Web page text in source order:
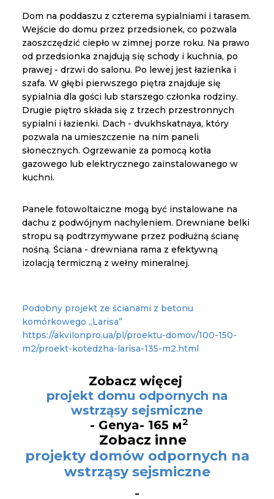
Dom na poddaszu z czterema sypialniami i tarasem.
Wejście do domu przez przedsionek, co pozwala
zaoszczędzić ciepło w zimnej porze roku. Na prawo
od przedsionka znajdują się schody i kuchnia, po
prawej - drzwi do salonu. Po lewej jest łazienka i
szafa. W głębi pierwszego piętra znajduje się
sypialnia dla gości lub starszego członka rodziny.
Drugie piętro składa się z trzech przestronnych
sypialni i łazienki. Dach - dvukhskatnaya, który
pozwala na umieszczenie na nim paneli
słonecznych. Ogrzewanie za pomocą kotła
gazowego lub elektrycznego zainstalowanego w
kuchni.
Panele fotowoltaiczne mogą być instalowane na
dachu z podwójnym nachyleniem. Drewniane belki
stropu są podtrzymywane przez podłużną ścianę
nośną. Ściana - drewniana rama z efektywną
izolacją termiczną z wełny mineralnej.
Podobny projekt ze ścianami z betonu
komórkowego „Larisa”
https://akvilonpro.ua/pl/proektu-domov/100-150-
m2/proekt-kotedzha-larisa-135-m2.html
Zobacz więcej
projekt domu odpornych na
wstrząsy sejsmiczne
- Genya- 165 м2
Zobacz inne
projekty domów odpornych na
wstrząsy sejsmiczne